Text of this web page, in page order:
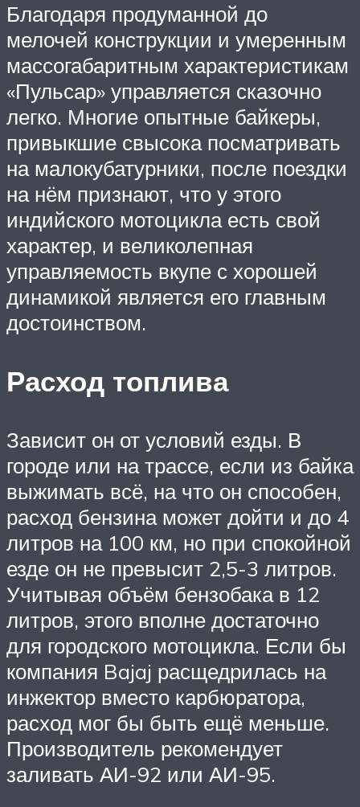
Благодаря продуманной до
мелочей конструкции и умеренным
массогабаритным характеристикам
«Пульсар» управляется сказочно
легко. Многие опытные байкеры,
привыкшие свысока посматривать
на малокубатурники, после поездки
на нём признают, что у этого
индийского мотоцикла есть свой
характер, и великолепная
управляемость вкупе с хорошей
динамикой является его главным
достоинством.
Расход топлива
Зависит он от условий езды. В
городе или на трассе, если из байка
выжимать всё, на что он способен,
расход бензина может дойти и до 4
литров на 100 км, но при спокойной
езде он не превысит 2,5-3 литров.
Учитывая объём бензобака в 12
литров, этого вполне достаточно
для городского мотоцикла. Если бы
компания Bajaj расщедрилась на
инжектор вместо карбюратора,
расход мог бы быть ещё меньше.
Производитель рекомендует
заливать АИ-92 или АИ-95.